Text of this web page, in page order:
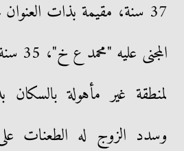
37 سنة، مقيمة بذات
لمنطقة غير مأهولة بالسكان
وسدد الزوج له الطعنات